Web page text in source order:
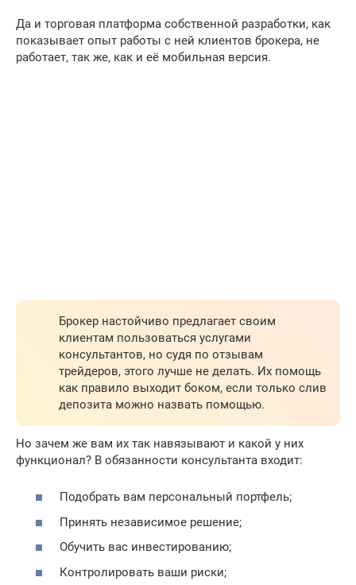
Да и торговая платформа собственной разработки, как
показывает опыт работы с ней клиентов брокера, не
работает, так же, как и её мобильная версия.
Брокер настойчиво предлагает своим
клиентам пользоваться услугами
консультантов, но судя по отзывам
трейдеров, этого лучше не делать. Их помощь
как правило выходит боком, если только слив
депозита можно назвать помощью.
Но зачем же вам их так навязывают и какой у них
функционал? В обязанности консультанта входит:
Подобрать вам персональный портфель;
Принять независимое решение;
Обучить вас инвестированию;
Контролировать ваши риски;